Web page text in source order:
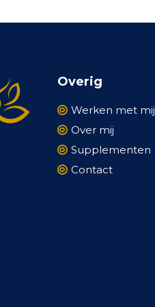
Overig
Werken met mij
Over mij
Supplementen
Contact